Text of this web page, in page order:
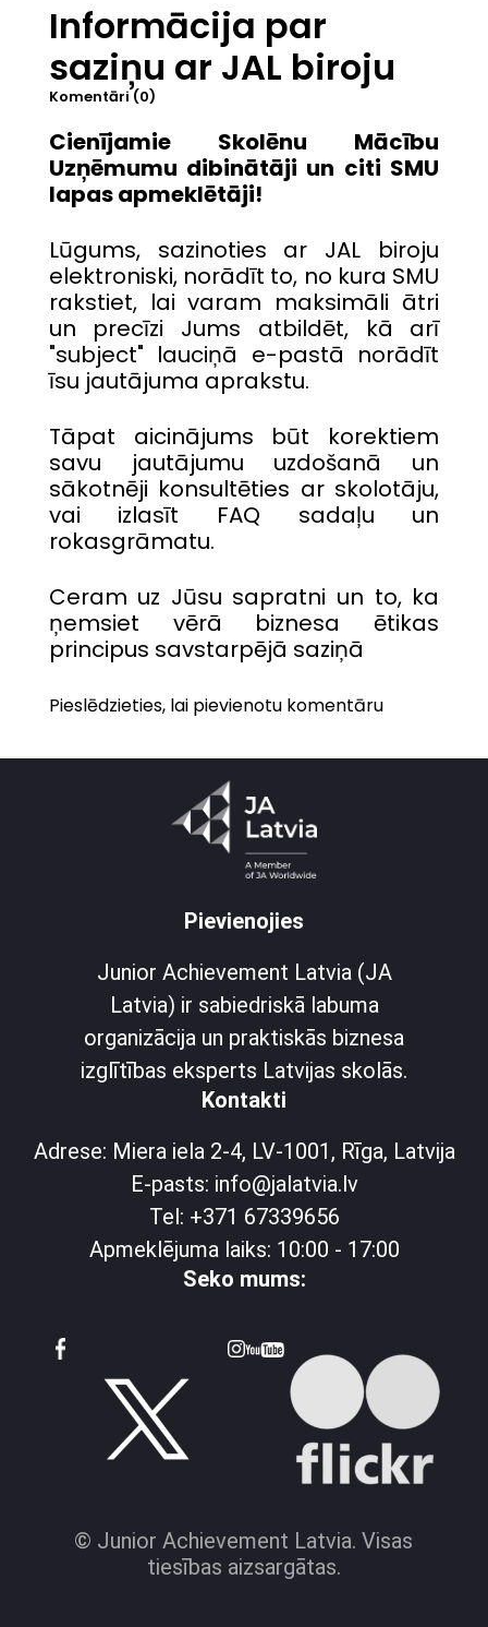
Informācija par
saziņu ar JAL biroju
Komentāri (0)
Cienījamie Skolēnu Mācību
Uzņēmumu dibinātāji un citi SMU
lapas apmeklētāji!
Lūgums, sazinoties ar JAL biroju
elektroniski, norādīt to, no kura SMU
rakstiet, lai varam maksimāli ātri
un precīzi Jums atbildēt, kā arī
"subject" lauciņā e-pastā norādīt
īsu jautājuma aprakstu.
Tāpat aicinājums būt korektiem
savu jautājumu uzdošanā un
sākotnēji konsultēties ar skolotāju,
vai izlasīt FAQ sadaļu un
rokasgrāmatu.
Ceram uz Jūsu sapratni un to, ka
ņemsiet vērā biznesa ētikas
principus savstarpējā saziņā
Pieslēdzieties, lai pievienotu komentāru
Pievienojies
Junior Achievement Latvia (JA
Latvia) ir sabiedriskā labuma
organizācija un praktiskās biznesa
izglītības eksperts Latvijas skolās.
Kontakti
Adrese: Miera iela 2-4, LV-1001, Rīga, Latvija
E-pasts: info@jalatvia.lv
Tel: +371 67339656
Apmeklējuma laiks: 10:00 - 17:00
Seko mums:
© Junior Achievement Latvia. Visas
tiesības aizsargātas.